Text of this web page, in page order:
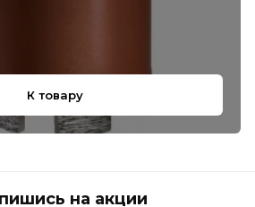
К товару
на акции